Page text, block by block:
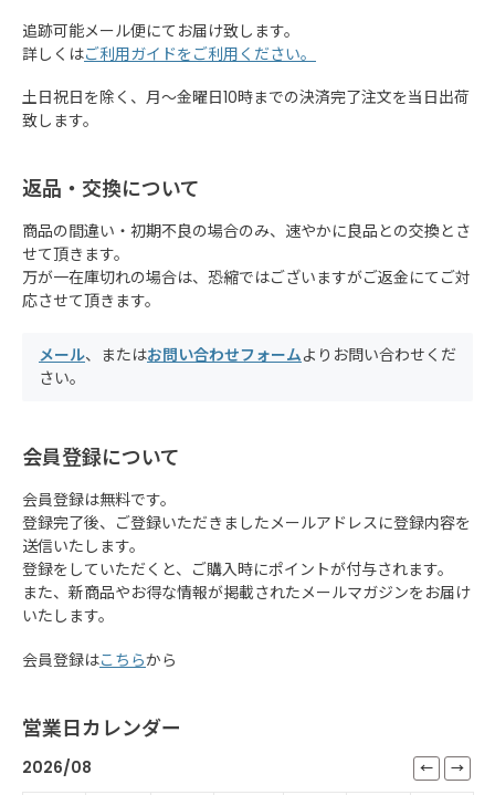
追跡可能メール便にてお届け致します。
詳しくはご利用ガイドをご利用ください。
土日祝日を除く、月～金曜日10時までの決済完了注文を当日出荷
致します。
返品・交換について
商品の間違い・初期不良の場合のみ、速やかに良品との交換とさ
せて頂きます。
万が一在庫切れの場合は、恐縮ではございますがご返金にてご対
応させて頂きます。
メール、またはお問い合わせフォームよりお問い合わせくだ
さい。
会員登録について
会員登録は無料です。
登録完了後、ご登録いただきましたメールアドレスに登録内容を
送信いたします。
登録をしていただくと、ご購入時にポイントが付与されます。
また、新商品やお得な情報が掲載されたメールマガジンをお届け
いたします。
会員登録はこちらから
営業日カレンダー
2026/08